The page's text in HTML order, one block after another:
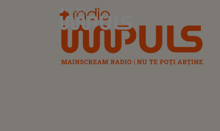
Radio Impuls